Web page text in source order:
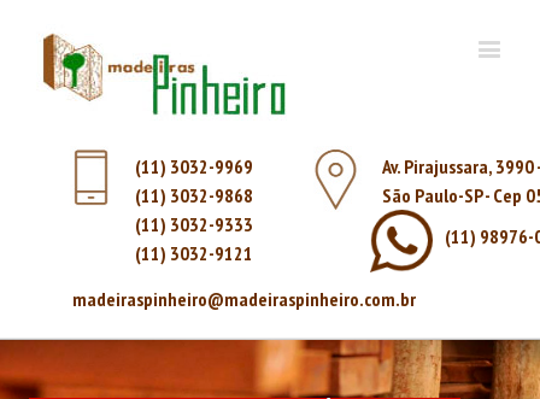
(11) 3032-9969
(11) 3032-9868
(11) 3032-9333
(11) 3032-9121
Av. Pirajussara,
São Paulo-SP - Cep
(11) 98976-
madeiraspinheiro@madeiraspinheiro.com.br